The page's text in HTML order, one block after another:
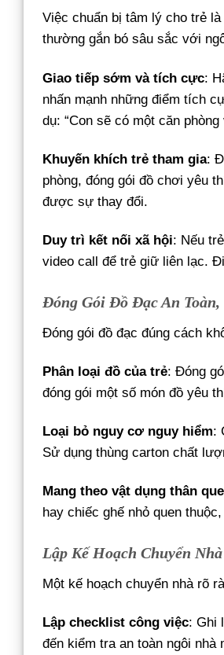
Việc chuẩn bị tâm lý cho trẻ
thường gắn bó sâu sắc với
Giao tiếp sớm và tích cực:
nhấn mạnh những điểm tích
dụ: “Con sẽ có một căn
Khuyến khích trẻ tham gia:
phòng, đóng gói đồ chơi yêu
được sự thay đổi.
Duy trì kết nối xã hội: Nếu
video call để trẻ giữ liên lạc.
Đóng Gói Đồ Đạc An
Đóng gói đồ đạc đúng cách
Phân loại đồ của trẻ: Đóng
đóng gói một số món đồ yêu
Loại bỏ nguy cơ nguy hiểm:
Sử dụng thùng carton chất
Mang theo vật dụng thân
hay chiếc ghế nhỏ quen
Lập Kế Hoạch Chuyển
Một kế hoạch chuyển nhà rõ
Lập checklist công việc: Ghi
đến kiểm tra an toàn ngôi nhà